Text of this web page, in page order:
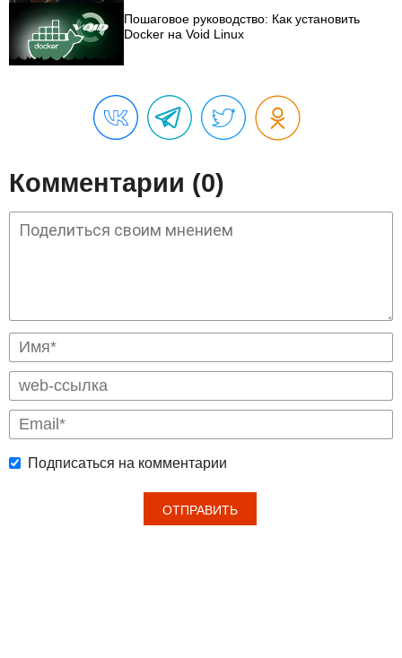
Пошаговое руководство: Как установить
Docker на Void Linux
Комментарии (0)
Подписаться на комментарии